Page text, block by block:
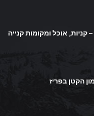
אוכל ומקומות קנייה
הקטן בפריז